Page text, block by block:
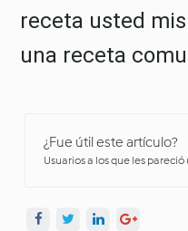
receta usted
una receta
¿Fue útil este artículo?
Usuarios a los que les pareció